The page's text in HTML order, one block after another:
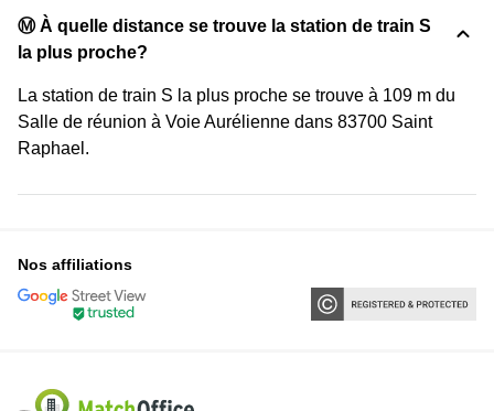
Ⓜ️ À quelle distance se trouve la station de train S
la plus proche?
La station de train S la plus proche se trouve à 109 m du
Salle de réunion à Voie Aurélienne dans 83700 Saint
Raphael.
Nos affiliations